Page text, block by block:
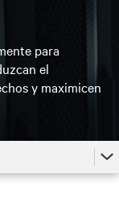
para
el
y maximicen